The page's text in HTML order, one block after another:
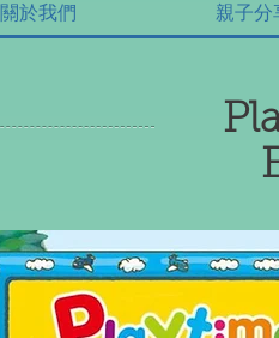
關於我們 親子分